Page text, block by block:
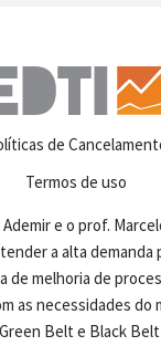
de
Termos de uso
e o prof.
a alta demanda
de melhoria de
as necessidades do
Belt e Black